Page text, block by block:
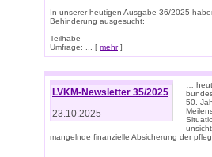
In unserer heutigen Ausgabe 36/2025
Behinderung ausgesucht:
Teilhabe
Umfrage: ... [ mehr]
LVKM-Newsletter 35/2025
23.10.2025
…
50.
mangelnde finanzielle Absicherung der